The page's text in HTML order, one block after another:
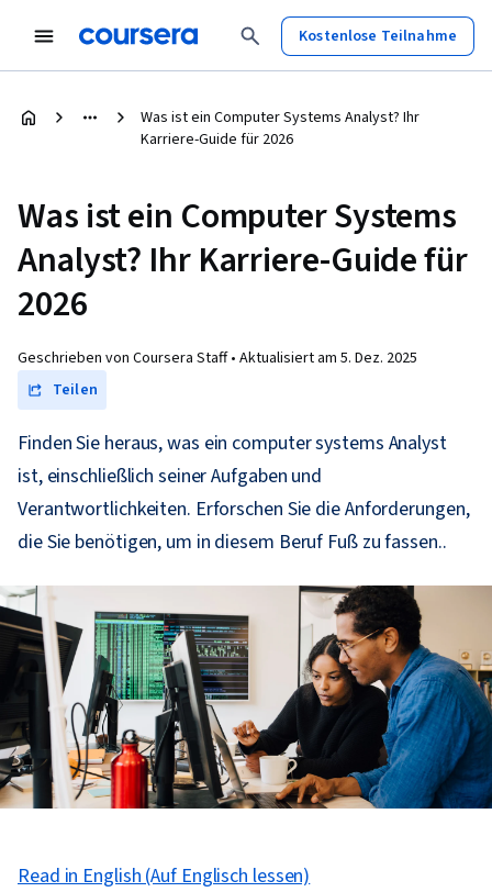
Kostenlose Teilnahme
Was ist ein Computer Systems Analyst? Ihr
Karriere-Guide für 2026
Was ist ein Computer Systems
Analyst? Ihr Karriere-Guide für
2026
Geschrieben von Coursera Staff • Aktualisiert am 5. Dez. 2025
Teilen
Finden Sie heraus, was ein computer systems Analyst
ist, einschließlich seiner Aufgaben und
Verantwortlichkeiten. Erforschen Sie die Anforderungen,
die Sie benötigen, um in diesem Beruf Fuß zu fassen..
Read in English (Auf Englisch lessen)